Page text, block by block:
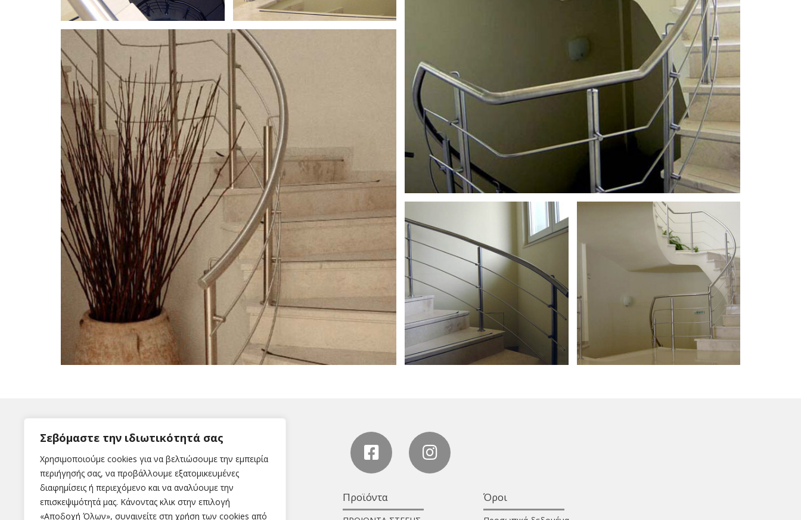
Σεβόμαστε την ιδιωτικότητά σας
Χρησιμοποιούμε cookies για να βελτιώσουμε την εμπειρία
περιήγησής σας, να προβάλλουμε εξατομικευμένες
διαφημίσεις ή περιεχόμενο και να αναλύουμε την
επισκεψιμότητά μας. Κάνοντας κλικ στην επιλογή
«Αποδοχή Όλων», συναινείτε στη χρήση των cookies από
Η εταιρεία Προϊόντα Όροι